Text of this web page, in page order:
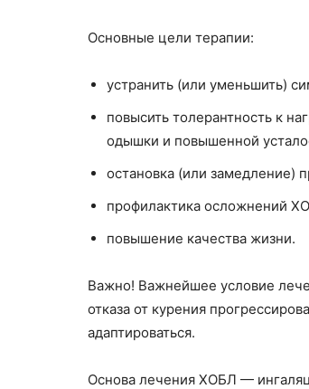
Основные цели терапии:
устранить (или уменьшить)
повысить толерантность к
одышки и повышенной
остановка (или замедление)
профилактика осложнений
повышение качества жизни.
Важно! Важнейшее условие
отказа от курения
адаптироваться.
Основа лечения ХОБЛ —